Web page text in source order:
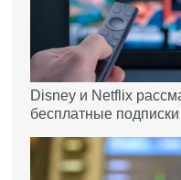
Disney и Netflix
бесплатные